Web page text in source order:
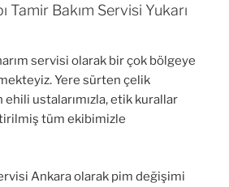
Tamir Bakım Servisi Yukarı
servisi olarak bir çok bölgeye
Yere sürten çelik
ehili ustalarımızla, etik kurallar
tüm ekibimizle
Ankara olarak pim değişimi